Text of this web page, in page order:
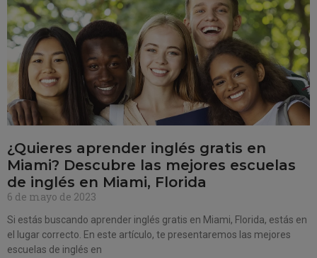
¿Quieres aprender inglés gratis en
Miami? Descubre las mejores escuelas
de inglés en Miami, Florida
6 de mayo de 2023
Si estás buscando aprender inglés gratis en Miami, Florida, estás en
el lugar correcto. En este artículo, te presentaremos las mejores
escuelas de inglés en